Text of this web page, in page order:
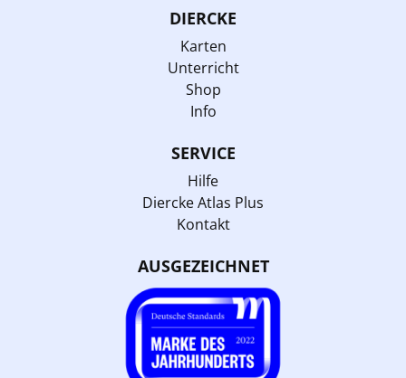
DIERCKE
Karten
Unterricht
Shop
Info
SERVICE
Hilfe
Diercke Atlas Plus
Kontakt
AUSGEZEICHNET